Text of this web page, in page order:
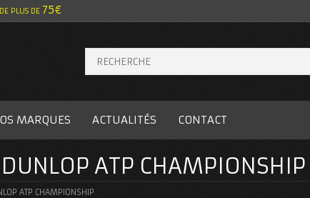
PLUS DE 75€
MARQUES ACTUALITÉS CONTACT
ATP CHAMPIONSHIP
ATP CHAMPIONSHIP